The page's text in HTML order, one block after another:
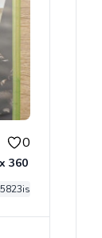
0
360